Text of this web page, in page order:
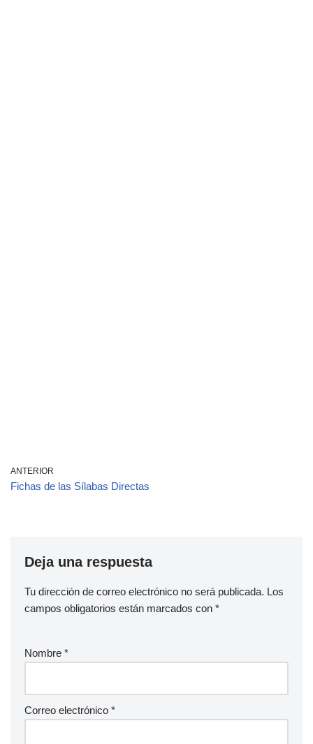
ANTERIOR
Fichas de las Sílabas Directas
Deja una respuesta
Tu dirección de correo electrónico no será publicada. Los
campos obligatorios están marcados con *
Nombre *
Correo electrónico *